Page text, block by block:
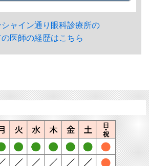
ャイン通り眼科診療所の
医師の経歴はこちら